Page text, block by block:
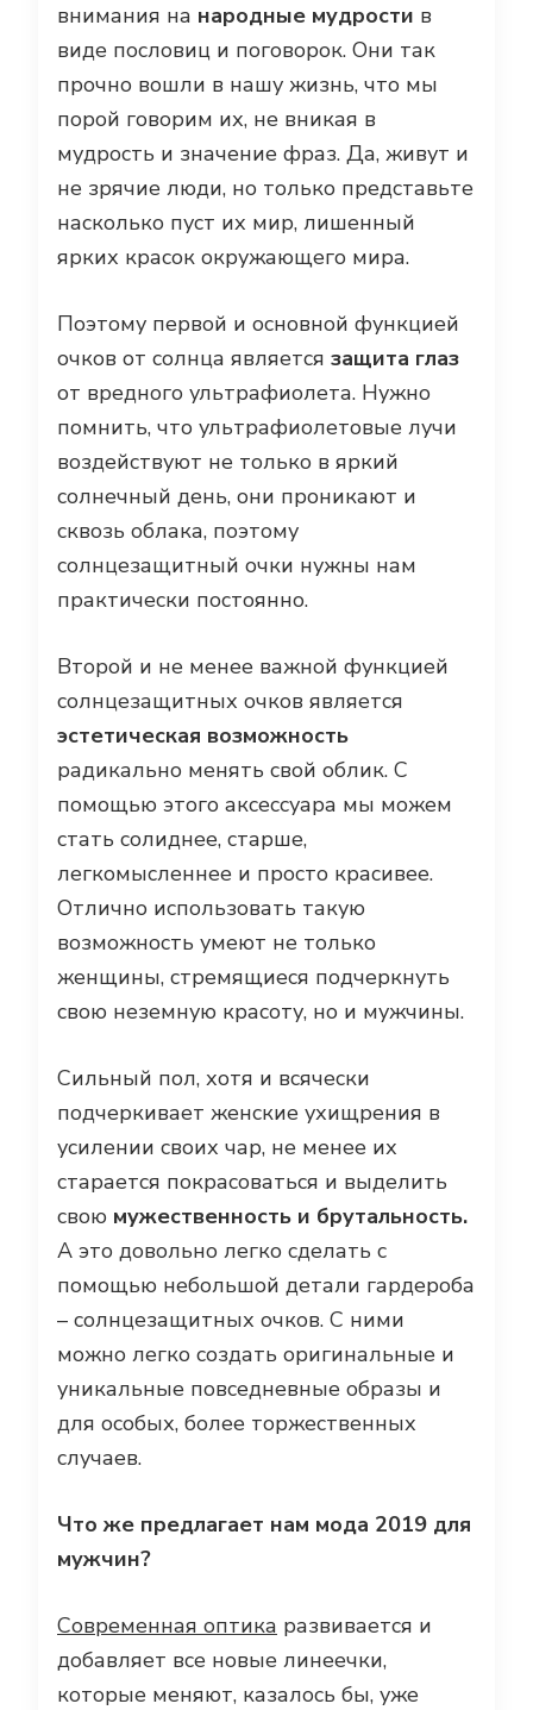
внимания на народные мудрости в
виде пословиц и поговорок. Они так
прочно вошли в нашу жизнь, что мы
порой говорим их, не вникая в
мудрость и значение фраз. Да, живут и
не зрячие люди, но только представьте
насколько пуст их мир, лишенный
ярких красок окружающего мира.
Поэтому первой и основной функцией
очков от солнца является защита глаз
от вредного ультрафиолета. Нужно
помнить, что ультрафиолетовые лучи
воздействуют не только в яркий
солнечный день, они проникают и
сквозь облака, поэтому
солнцезащитный очки нужны нам
практически постоянно.
Второй и не менее важной функцией
солнцезащитных очков является
эстетическая возможность
радикально менять свой облик. С
помощью этого аксессуара мы можем
стать солиднее, старше,
легкомысленнее и просто красивее.
Отлично использовать такую
возможность умеют не только
женщины, стремящиеся подчеркнуть
свою неземную красоту, но и мужчины.
Сильный пол, хотя и всячески
подчеркивает женские ухищрения в
усилении своих чар, не менее их
старается покрасоваться и выделить
свою мужественность и брутальность.
А это довольно легко сделать с
помощью небольшой детали гардероба
– солнцезащитных очков. С ними
можно легко создать оригинальные и
уникальные повседневные образы и
для особых, более торжественных
случаев.
Что же предлагает нам мода 2019 для
мужчин?
Современная оптика развивается и
добавляет все новые линеечки,
которые меняют, казалось бы, уже